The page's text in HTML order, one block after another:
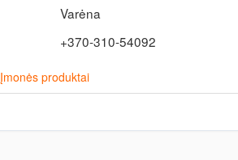
Varėna
+370-310-54092
Įmonės produktai